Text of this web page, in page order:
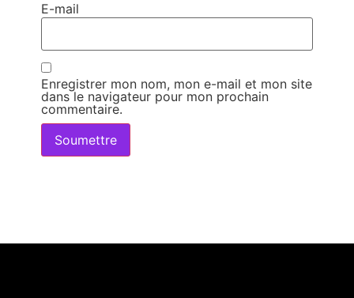
E-mail
Enregistrer mon nom, mon e-mail et mon site
dans le navigateur pour mon prochain
commentaire.